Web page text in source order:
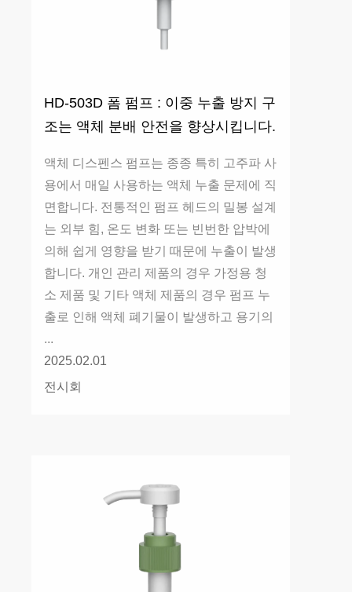
HD-503D 폼 펌프 : 이중 누출 방지 구
조는 액체 분배 안전을 향상시킵니다.
액체 디스펜스 펌프는 종종 특히 고주파 사
용에서 매일 사용하는 액체 누출 문제에 직
면합니다. 전통적인 펌프 헤드의 밀봉 설계
는 외부 힘, 온도 변화 또는 빈번한 압박에
의해 쉽게 영향을 받기 때문에 누출이 발생
합니다. 개인 관리 제품의 경우 가정용 청
소 제품 및 기타 액체 제품의 경우 펌프 누
출로 인해 액체 폐기물이 발생하고 용기의
...
2025.02.01
전시회